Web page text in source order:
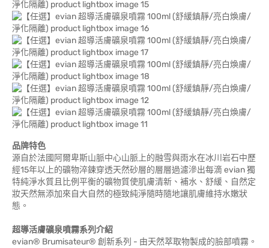
品牌特色
源自於法國阿爾卑斯山脈中心山脈上的融雪與雨水在冰川岩石中歷
經15年以上的礦物淬鍊穿透天然砂層的層層過濾滲出每滴 evian 獨
特純淨水質且比例平衡的礦物質使肌膚清新、補水、舒緩、自然定
妝天然無添加來自大自然的極致純淨隨時隨地讓肌膚維持水嫩狀
態。
超導活膚礦泉噴霧系列介紹
evian® Brumisateur® 創新系列 - 由天然萃取物製成的臉部噴霧。